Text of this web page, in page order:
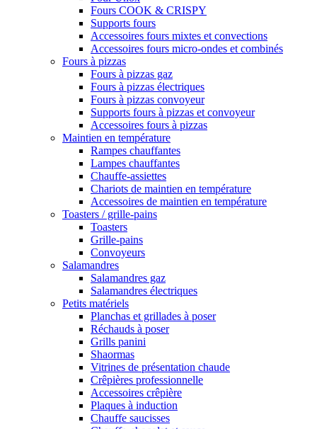
Fours COOK & CRISPY
Supports fours
Accessoires fours mixtes et convections
Accessoires fours micro-ondes et combinés
Fours à pizzas
Fours à pizzas gaz
Fours à pizzas électriques
Fours à pizzas convoyeur
Supports fours à pizzas et convoyeur
Accessoires fours à pizzas
Maintien en température
Rampes chauffantes
Lampes chauffantes
Chauffe-assiettes
Chariots de maintien en température
Accessoires de maintien en température
Toasters / grille-pains
Toasters
Grille-pains
Convoyeurs
Salamandres
Salamandres gaz
Salamandres électriques
Petits matériels
Planchas et grillades à poser
Réchauds à poser
Grills panini
Shaormas
Vitrines de présentation chaude
Crêpières professionnelle
Accessoires crêpière
Plaques à induction
Chauffe saucisses